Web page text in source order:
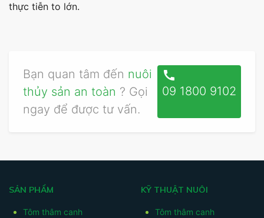
thực tiễn to lớn.
Bạn quan tâm đến nuôi
thủy sản an toàn ? Gọi
ngay để được tư vấn.
call
09 1800 9102
SẢN PHẨM
Tôm thâm canh
KỸ THUẬT NUÔI
Tôm thâm canh